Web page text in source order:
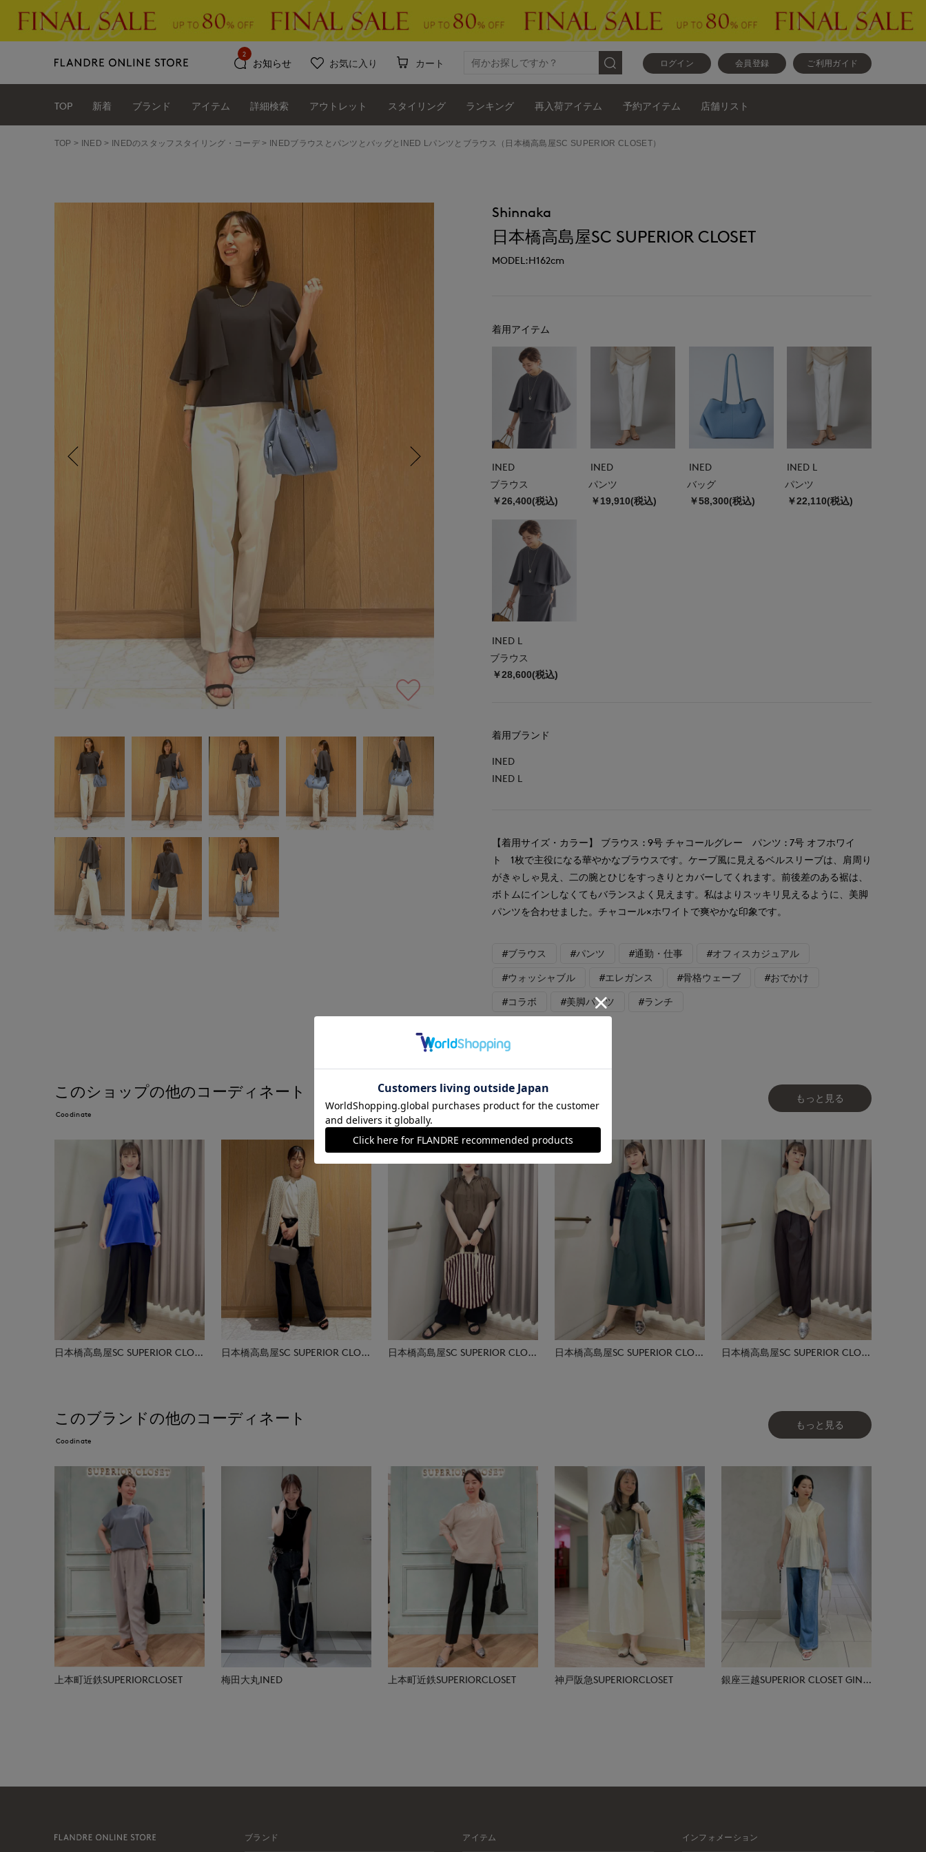
ログイン 会員登録 ご利用ガイド
お知らせ
2
お気に入り カート
TOP 新着 ブランド アイテム 詳細検索 アウトレット スタイリング ランキング 再入荷アイテム 予約アイテム 店舗リスト
TOP INED INEDのスタッフスタイリング・コーデ INEDブラウスとパンツとバッグとINED Lパンツとブラウス（日本橋高島屋SC SUPERIOR CLOSET）
Shinnaka
日本橋高島屋SC SUPERIOR CLOSET
MODEL:H162cm
着用アイテム
INED
ブラウス
￥26,400(税込)
INED
パンツ
￥19,910(税込)
INED
バッグ
￥58,300(税込)
INED L
パンツ
￥22,110(税込)
INED L
ブラウス
￥28,600(税込)
着用ブランド
INED
INED L
【着用サイズ・カラー】 ブラウス : 9号 チャコールグレー パンツ : 7号 オフホワイ
ト 1枚で主役になる華やかなブラウスです。ケープ風に見えるベルスリーブは、肩周り
がきゃしゃ見え、二の腕とひじをすっきりとカバーしてくれます。前後差のある裾は、
ボトムにインしなくてもバランスよく見えます。私はよりスッキリ見えるように、美脚
パンツを合わせました。チャコール×ホワイトで爽やかな印象です。
#ブラウス #パンツ #通勤・仕事 #オフィスカジュアル
#ウォッシャブル #エレガンス #骨格ウェーブ #おでかけ
#コラボ #美脚パンツ #ランチ
このショップの他のコーディネート
Coodinate
もっと見る
日本橋高島屋SC SUPERIOR CLOSET 日本橋高島屋SC SUPERIOR CLOSET 日本橋高島屋SC SUPERIOR CLOSET 日本橋高島屋SC SUPERIOR CLOSET 日本橋高島屋SC SUPERIOR CLOSET
このブランドの他のコーディネート
Coodinate
もっと見る
上本町近鉄SUPERIORCLOSET 梅田大丸INED 上本町近鉄SUPERIORCLOSET 神戸阪急SUPERIORCLOSET 銀座三越SUPERIOR CLOSET GINZA
ブランド アイテム インフォメーション